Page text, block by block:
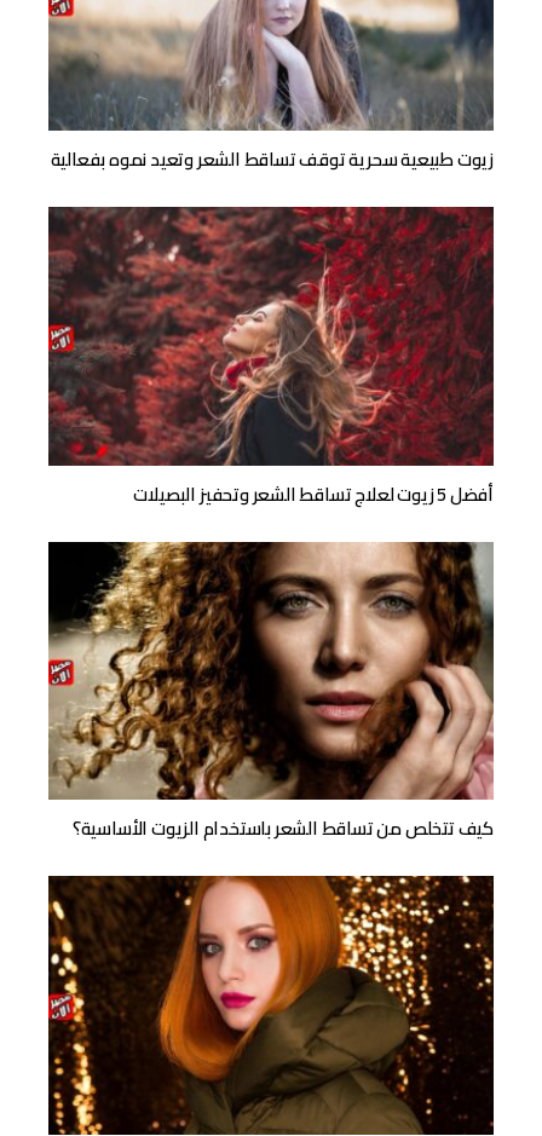
زيوت طبيعية سحرية توقف تساقط الشعر وتعيد نموه بفعالية
أفضل 5 زيوت لعلاج تساقط الشعر وتحفيز البصيلات
كيف تتخلص من تساقط الشعر باستخدام الزيوت الأساسية؟